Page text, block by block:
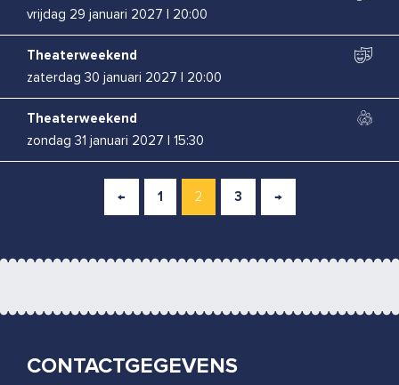
vrijdag 29 januari 2027
20:00
Theaterweekend
zaterdag 30 januari 2027
20:00
Theaterweekend
zondag 31 januari 2027
15:30
Boban Braspenning
woensdag 3 februari 2027
|20:00
zaterdag 13 februari 2027| 20:00
Rapalje
← 1 2 3 →
CONTACTGEGEVENS